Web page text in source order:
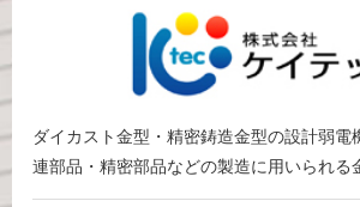
ダイカスト金型・精密鋳造金型の設計弱電
連部品・精密部品などの製造に用いられる